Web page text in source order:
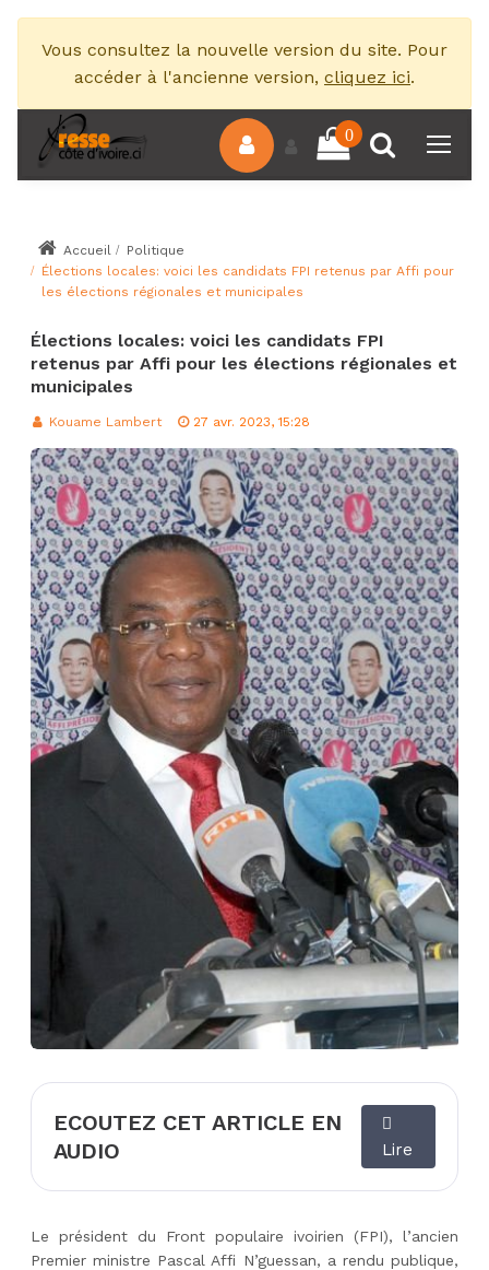
Vous consultez la nouvelle version du site. Pour
accéder à l'ancienne version, cliquez ici.
0
Accueil
Politique
Élections locales: voici les candidats FPI retenus par Affi pour
les élections régionales et municipales
Élections locales: voici les candidats FPI
retenus par Affi pour les élections régionales et
municipales
Kouame Lambert 27 avr. 2023, 15:28
ECOUTEZ CET ARTICLE EN
AUDIO
Lire
Le président du Front populaire ivoirien (FPI), l’ancien
Premier ministre Pascal Affi N’guessan, a rendu publique,